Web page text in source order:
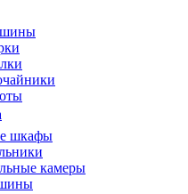
шкафы
камеры